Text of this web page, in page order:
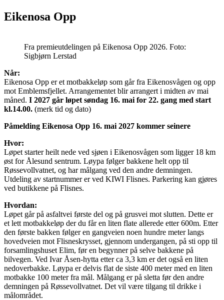
Eikenosa Opp
Fra premieutdelingen på Eikenosa Opp 2026. Foto:
Sigbjørn Lerstad
Når:
Eikenosa Opp er et motbakkeløp som går fra Eikenosvågen og opp
mot Emblemsfjellet. Arrangementet blir arrangert i midten av mai
måned. I 2027 går løpet søndag 16. mai for 22. gang med start
kl.14.00. (merk tid og dato)
Påmelding Eikenosa Opp 16. mai 2027 kommer seinere
Hvor:
Løpet starter heilt nede ved sjøen i Eikenosvågen som ligger 18 km
øst for Ålesund sentrum. Løypa følger bakkene helt opp til
Røssevollvatnet, og har målgang ved den andre demningen.
Utdeling av startnummer er ved KIWI Flisnes. Parkering kan gjøres
ved butikkene på Flisnes.
Hvordan:
Løpet går på asfaltvei første del og på grusvei mot slutten. Dette er
et lett motbakkeløp der du får en liten flate allerede etter 600m. Etter
den første bakken følger en gangveien noen hundre meter langs
hovedveien mot Flisneskrysset, gjennom undergangen, på sti opp til
forsamlingshuset Elim, før en begynner på selve bakkene på
bilvegen. Ved Ivar Åsen-hytta etter ca 3,3 km er det også en liten
nedoverbakke. Løypa er delvis flat de siste 400 meter med en liten
motbakke 100 meter fra mål. Målgang er på sletta før den andre
demningen på Røssevollvatnet. Det vil være tilgang til drikke i
målområdet.